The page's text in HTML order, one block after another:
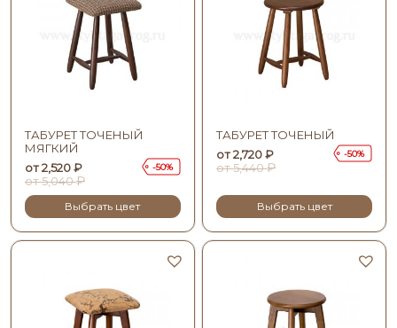
ТАБУРЕТ ТОЧЕНЫЙ
МЯГКИЙ
от2,520₽
от5,040₽
50
Выбрать цвет
ТАБУРЕТ ТОЧЕНЫЙ
от2,720₽
от5,440₽
50
Выбрать цвет